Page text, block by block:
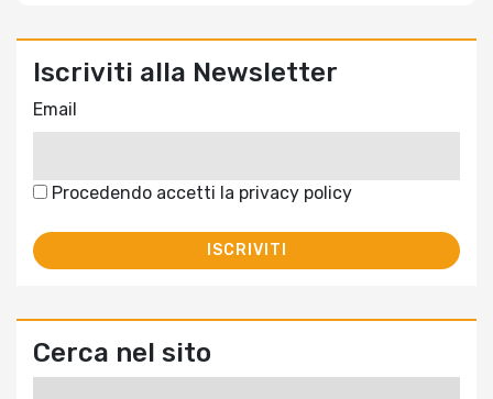
Iscriviti alla Newsletter
Email
Procedendo accetti la privacy policy
Cerca nel sito